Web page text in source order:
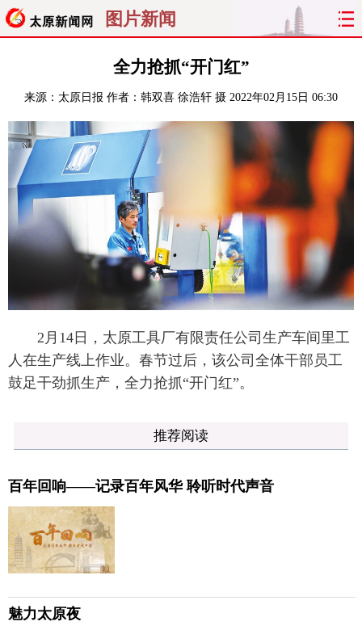
图片新闻
聚焦 太原
经济 关注 文明 出行
纵横 曝光 专题
旅游 理财 教育
看天下 晋月读 最太原
太原晚报 热评 社区
全力抢抓“开门红”
来源： 太原日报 作者：韩双喜 徐浩轩 摄 2022年02月15日 06:30
2月14日，太原工具厂有限责任公司生产车间里工
人在生产线上作业。春节过后，该公司全体干部员工
鼓足干劲抓生产，全力抢抓“开门红”。
推荐阅读
百年回响——记录百年风华 聆听时代声音
魅力太原夜